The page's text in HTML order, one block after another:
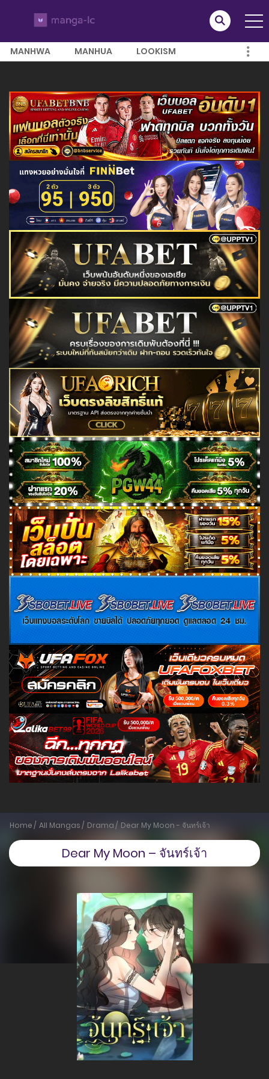
MANHWA MANHUA LOOKISM
Home All Mangas Drama Dear My Moon - จันทร์เจ้า
Dear My Moon – จันทร์เจ้า